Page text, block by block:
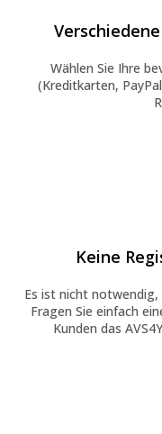
Wählen Sie Ihre
(Kreditkarten,
Keine
Es ist nicht
Fragen Sie einfach
Kunden das